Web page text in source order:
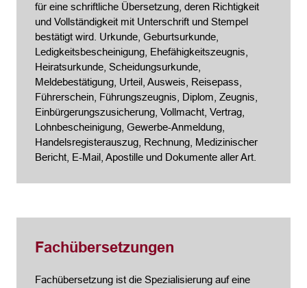
für eine schriftliche Übersetzung, deren Richtigkeit
und Vollständigkeit mit Unterschrift und Stempel
bestätigt wird. Urkunde, Geburtsurkunde,
Ledigkeitsbescheinigung, Ehefähigkeitszeugnis,
Heiratsurkunde, Scheidungsurkunde,
Meldebestätigung, Urteil, Ausweis, Reisepass,
Führerschein, Führungszeugnis, Diplom, Zeugnis,
Einbürgerungszusicherung, Vollmacht, Vertrag,
Lohnbescheinigung, Gewerbe-Anmeldung,
Handelsregisterauszug, Rechnung, Medizinischer
Bericht, E-Mail, Apostille und Dokumente aller Art.
Fachübersetzungen
Fachübersetzung ist die Spezialisierung auf eine